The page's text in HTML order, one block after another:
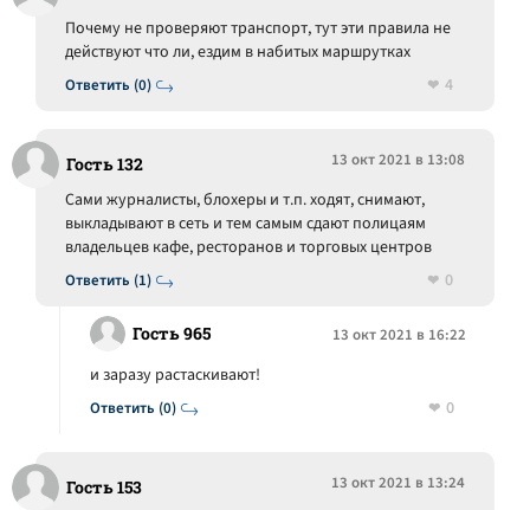
Ответить (0)
Почему не проверяют транспорт, тут эти правила не
действуют что ли, ездим в набитых маршрутках
4
Гость 132 13 окт 2021 в 13:08
Ответить (1)
Сами журналисты, блохеры и т.п. ходят, снимают,
выкладывают в сеть и тем самым сдают полицаям
владельцев кафе, ресторанов и торговых центров
0
Гость 965 13 окт 2021 в 16:22
Ответить (0)
и заразу растаскивают!
0
Гость 153 13 окт 2021 в 13:24